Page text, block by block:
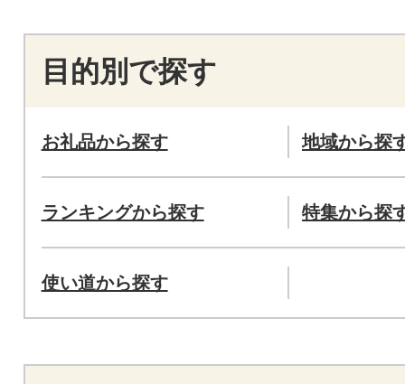
目的別で探す
お礼品から探す 地域から探
ランキングから探す 特集から探
使い道から探す